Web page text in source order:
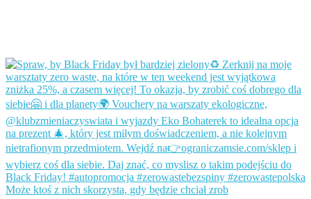
Może ktoś z nich skorzysta, gdy będzie chciał zrob